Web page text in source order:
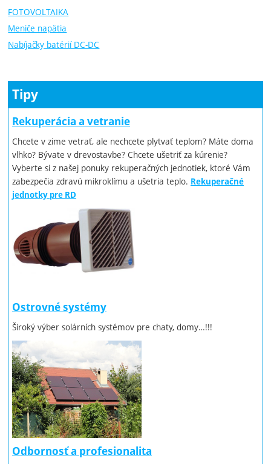
FOTOVOLTAIKA
Meniče napätia
Nabíjačky batérií DC-DC
Tipy
Rekuperácia a vetranie
Chcete v zime vetrať, ale nechcete plytvať teplom? Máte doma
vlhko? Bývate v drevostavbe? Chcete ušetriť za kúrenie?
Vyberte si z našej ponuky rekuperačných jednotiek, ktoré Vám
zabezpečia zdravú mikroklímu a ušetria teplo. Rekuperačné
jednotky pre RD
Ostrovné systémy
Široký výber solárních systémov pre chaty, domy…!!!
Odbornosť a profesionalita